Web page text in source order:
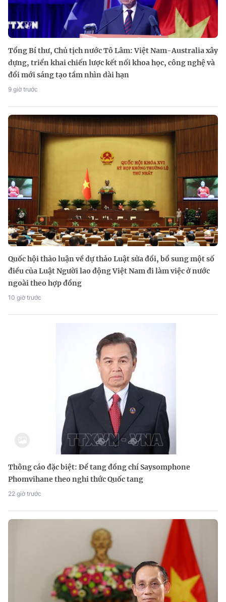
Tổng Bí thư, Chủ tịch nước Tô Lâm: Việt Nam-Australia xây
dựng, triển khai chiến lược kết nối khoa học, công nghệ và
đổi mới sáng tạo tầm nhìn dài hạn
9 giờ trước
Quốc hội thảo luận về dự thảo Luật sửa đổi, bổ sung một số
điều của Luật Người lao động Việt Nam đi làm việc ở nước
ngoài theo hợp đồng
10 giờ trước
Thông cáo đặc biệt: Để tang đồng chí Saysomphone
Phomvihane theo nghi thức Quốc tang
22 giờ trước